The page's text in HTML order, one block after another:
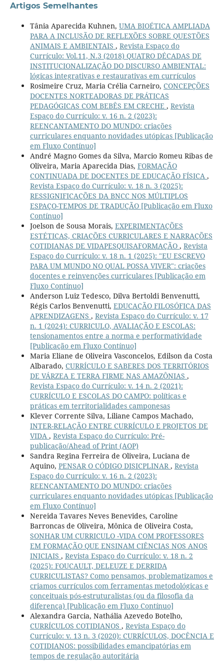
Artigos Semelhantes
Tânia Aparecida Kuhnen, UMA BIOÉTICA AMPLIADA
PARA A INCLUSÃO DE REFLEXÕES SOBRE QUESTÕES
ANIMAIS E AMBIENTAIS , Revista Espaço do
Currículo: Vol.11, N.3 (2018) QUATRO DÉCADAS DE
INSTITUCIONALIZAÇÃO DO DISCURSO AMBIENTAL:
lógicas integrativas e restaurativas em currículos
Rosimeire Cruz, Maria Crélia Carneiro, CONCEPÇÕES
DOCENTES NORTEADORAS DE PRÁTICAS
PEDAGÓGICAS COM BEBÊS EM CRECHE , Revista
Espaço do Currículo: v. 16 n. 2 (2023):
REENCANTAMENTO DO MUNDO: criações
curriculares enquanto novidades utópicas [Publicação
em Fluxo Contínuo]
André Magno Gomes da Silva, Marcio Romeu Ribas de
Oliveira, Maria Aparecida Dias, FORMAÇÃO
CONTINUADA DE DOCENTES DE EDUCAÇÃO FÍSICA ,
Revista Espaço do Currículo: v. 18 n. 3 (2025):
RESSIGNIFICAÇÕES DA BNCC NOS MÚLTIPLOS
ESPAÇO-TEMPOS DE TRADUÇÃO [Publicação em Fluxo
Contínuo]
Joelson de Sousa Morais, EXPERIMENTAÇÕES
ESTÉTICAS, CRIAÇÕES CURRICULARES E NARRAÇÕES
COTIDIANAS DE VIDAPESQUISAFORMAÇÃO , Revista
Espaço do Currículo: v. 18 n. 1 (2025): "EU ESCREVO
PARA UM MUNDO NO QUAL POSSA VIVER": criações
docentes e reinvenções curriculares [Publicação em
Fluxo Contínuo]
Anderson Luiz Tedesco, Dilva Bertoldi Benvenutti,
Régis Carlos Benvenutti, EDUCAÇÃO FILOSÓFICA DAS
APRENDIZAGENS , Revista Espaço do Currículo: v. 17
n. 1 (2024): CURRICULO, AVALIAÇÃO E ESCOLAS:
tensionamentos entre a norma e performatividade
[Publicação em Fluxo Contínuo]
Maria Eliane de Oliveira Vasconcelos, Edilson da Costa
Albarado, CURRÍCULO E SABERES DOS TERRITÓRIOS
DE VÁRZEA E TERRA FIRME NAS AMAZÔNIAS ,
Revista Espaço do Currículo: v. 14 n. 2 (2021):
CURRÍCULO E ESCOLAS DO CAMPO: políticas e
práticas em territorialidades camponesas
Klever Corrente Silva, Liliane Campos Machado,
INTER-RELAÇÃO ENTRE CURRÍCULO E PROJETOS DE
VIDA , Revista Espaço do Currículo: Pré-
publicação/Ahead of Print (AOP)
Sandra Regina Ferreira de Oliveira, Luciana de
Aquino, PENSAR O CÓDIGO DISICPLINAR, Revista
Espaço do Currículo: v. 16 n. 2 (2023):
REENCANTAMENTO DO MUNDO: criações
curriculares enquanto novidades utópicas [Publicação
em Fluxo Contínuo]
Nereida Tavares Neves Benevides, Caroline
Barroncas de Oliveira, Mônica de Oliveira Costa,
SONHAR UM CURRICULO -VIDA COM PROFESSORES
EM FORMAÇÃO QUE ENSINAM CIÊNCIAS NOS ANOS
INICIAIS , Revista Espaço do Currículo: v. 18 n. 2
(2025): FOUCAULT, DELEUZE E DERRIDA
CURRICULISTAS? Como pensamos, problematizamos e
criamos currículos com ferramentas metodológicas e
conceituais pós-estruturalistas (ou da filosofia da
diferença) [Publicação em Fluxo Contínuo]
Alexandra Garcia, Nathália Azevedo Botelho,
CURRÍCULOS COTIDIANOS , Revista Espaço do
Currículo: v. 13 n. 3 (2020): CURRÍCULOS, DOCÊNCIA E
COTIDIANOS: possibilidades emancipatórias em
tempos de regulação autoritária